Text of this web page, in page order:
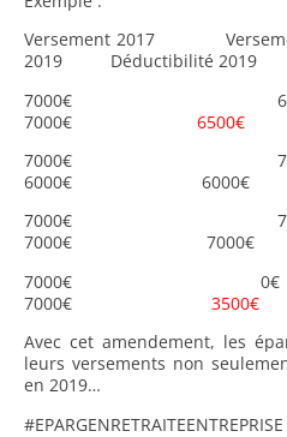
Versement 2017
2019 Déductibilité 2019
7000€
7000€ 6500€
7000€
6000€ 6000€
7000€
7000€ 7000€
7000€
3500€
Avec cet amendement, les
leurs versements non
en 2019…
#EPARGENRETRAITEENTREPRISE